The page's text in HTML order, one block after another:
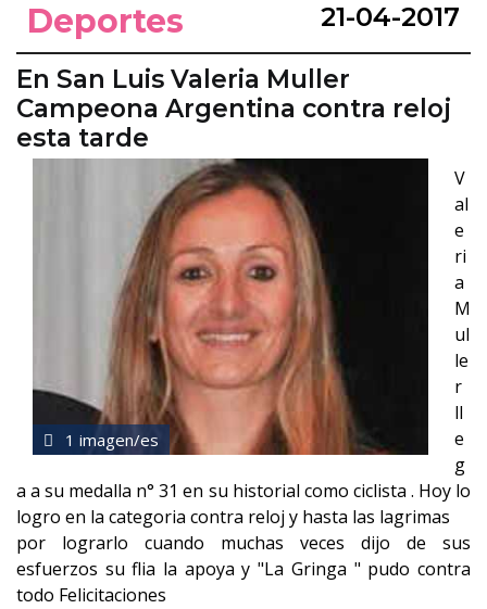
Deportes 21-04-2017
En San Luis Valeria Muller
Campeona Argentina contra reloj
esta tarde
1 imagen/es
V
al
e
ri
a
M
ul
le
r
ll
e
g
a a su medalla n° 31 en su historial como ciclista . Hoy lo
logro en la categoria contra reloj y hasta las lagrimas
por lograrlo cuando muchas veces dijo de sus
esfuerzos su flia la apoya y "La Gringa " pudo contra
todo Felicitaciones